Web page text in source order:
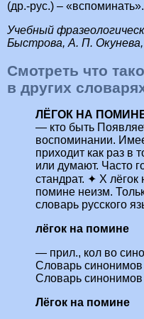
(др.-рус.) – «вспоминать».
Учебный
Быстрова, А. П.
Смотреть что
в других
ЛЁГОК НА
— кто быть
воспоминании.
приходит как раз в
или думают. Часто
стандрат. ✦ X
помине неизм.
словарь русского
лёгок на помине
— прил., кол во
Словарь
Словарь синонимов
Лёгок на помине